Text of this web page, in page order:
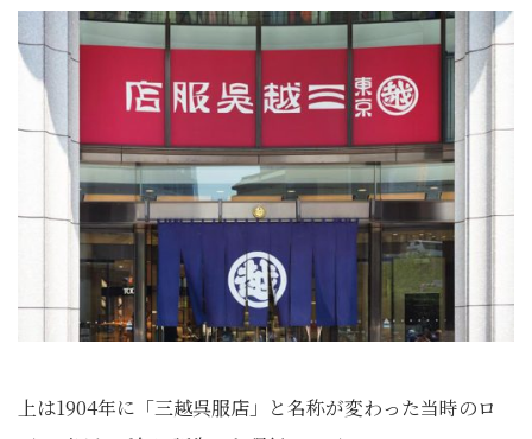
上は1904年に「三越呉服店」と名称が変わった当時のロ